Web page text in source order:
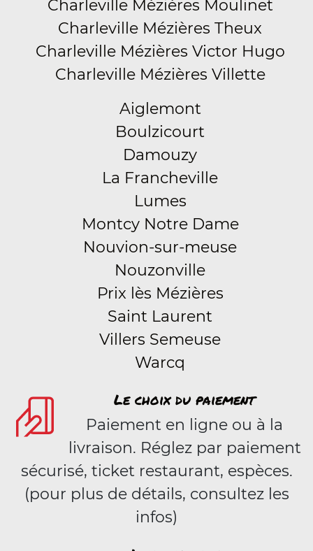
Charleville Mézières Moulinet
Charleville Mézières Theux
Charleville Mézières Victor Hugo
Charleville Mézières Villette
Aiglemont
Boulzicourt
Damouzy
La Francheville
Lumes
Montcy Notre Dame
Nouvion-sur-meuse
Nouzonville
Prix lès Mézières
Saint Laurent
Villers Semeuse
Warcq
Le choix du paiement
Paiement en ligne ou à la
livraison. Réglez par paiement
sécurisé, ticket restaurant, espèces.
(pour plus de détails, consultez les
infos)